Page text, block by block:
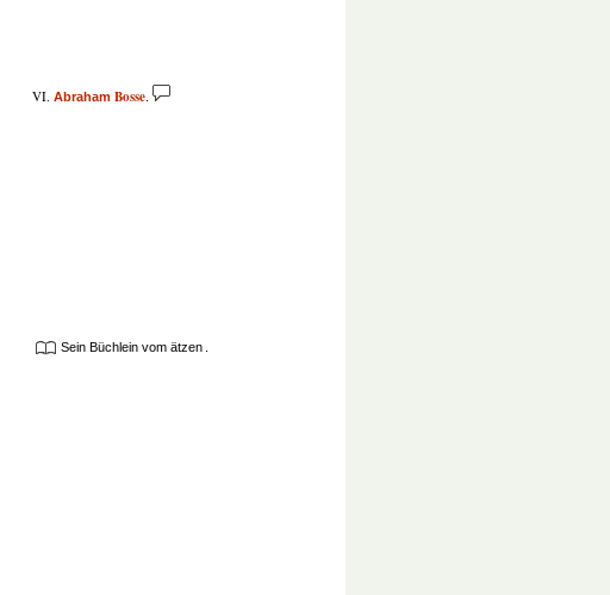
VI. Abraham Bosse
Sein Büchlein vom ätzen